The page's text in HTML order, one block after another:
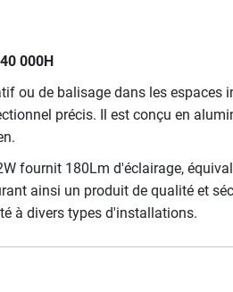
000H
ou de balisage dans les
précis. Il est conçu en
fournit 180Lm d'éclairage,
ainsi un produit de qualité et
à divers types d'installations.